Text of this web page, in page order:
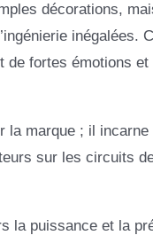
décorations,
inégalées.
de fortes émotions
la marque ; il
sur les circuits
la puissance et la